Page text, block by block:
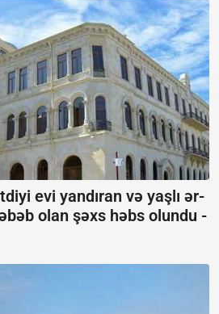
evi yandıran və yaşlı ər-
olan şəxs həbs olundu -